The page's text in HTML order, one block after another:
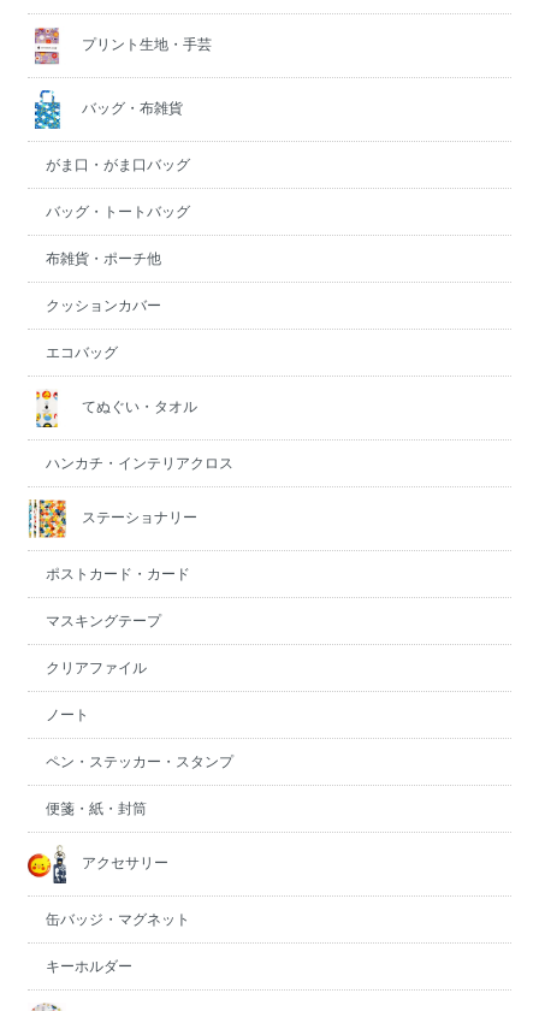
プリント生地・手芸
バッグ・布雑貨
がま口・がま口バッグ
バッグ・トートバッグ
布雑貨・ポーチ他
クッションカバー
エコバッグ
てぬぐい・タオル
ハンカチ・インテリアクロス
ステーショナリー
ポストカード・カード
マスキングテープ
クリアファイル
ノート
ペン・ステッカー・スタンプ
便箋・紙・封筒
アクセサリー
缶バッジ・マグネット
キーホルダー